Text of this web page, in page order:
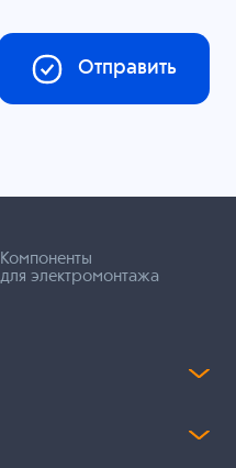
Отправить
Компоненты
для электромонтажа